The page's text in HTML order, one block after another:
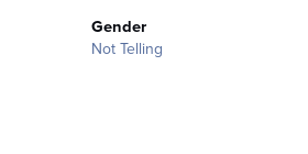
Gender
Not Telling